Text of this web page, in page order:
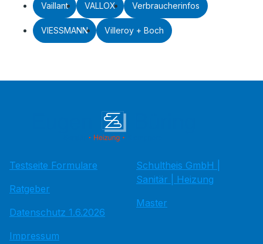
Vaillant VALLOX Verbraucherinfos
VIESSMANN Villeroy + Boch
Testseite Formulare
Ratgeber
Datenschutz 1.6.2026
Impressum
Schultheis GmbH |
Sanitär | Heizung
Master